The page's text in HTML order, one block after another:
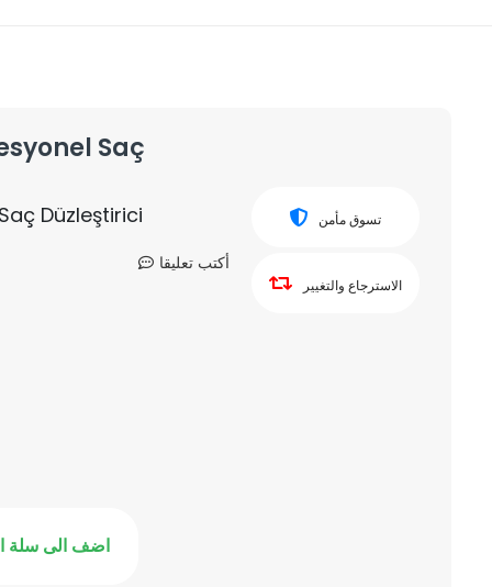
Saç
Düzleştirici
أكتب تعليقا
اضف الى سلة
تسوق مأمن
الاسترجاع والتغيير